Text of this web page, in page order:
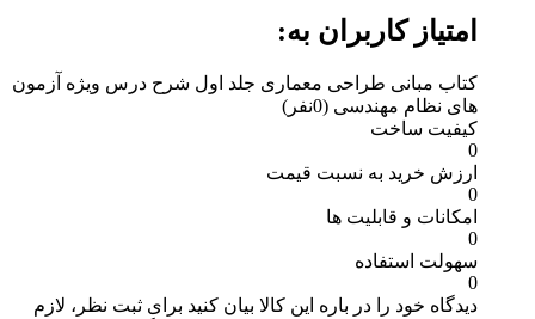
امتیاز کاربران به:
کتاب مبانی طراحی معماری جلد اول شرح درس ویژه آزمون
های نظام مهندسی (0نفر)
کیفیت ساخت
0
ارزش خرید به نسبت قیمت
0
امکانات و قابلیت ها
0
سهولت استفاده
0
دیدگاه خود را در باره این کالا بیان کنید برای ثبت نظر، لازم